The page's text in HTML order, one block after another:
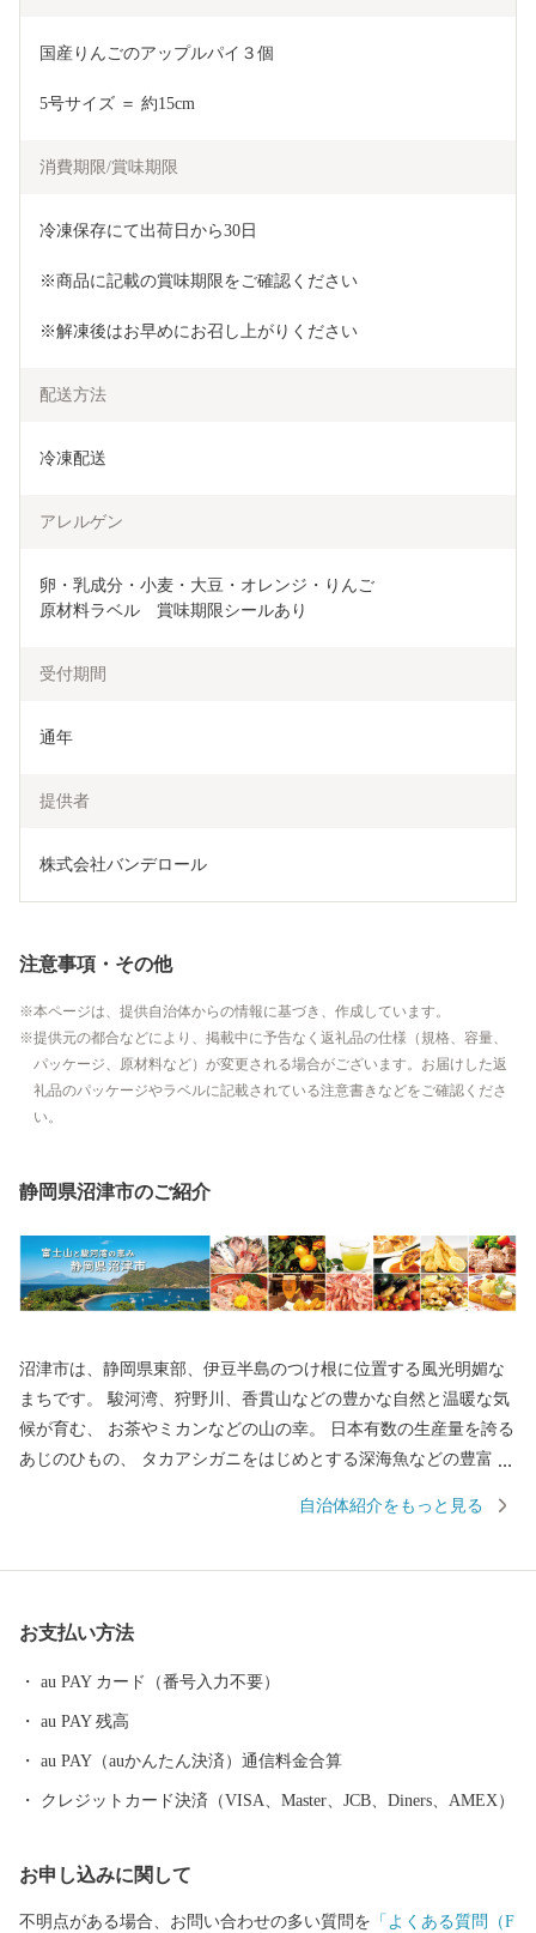
国産りんごのアップルパイ３個
5号サイズ ＝ 約15cm
消費期限/賞味期限
冷凍保存にて出荷日から30日
※商品に記載の賞味期限をご確認ください
※解凍後はお早めにお召し上がりください
配送方法
冷凍配送
アレルゲン
卵・乳成分・小麦・大豆・オレンジ・りんご
原材料ラベル　賞味期限シールあり
受付期間
通年
提供者
株式会社バンデロール
注意事項・その他
本ページは、提供自治体からの情報に基づき、作成しています。
提供元の都合などにより、掲載中に予告なく返礼品の仕様（規格、容量、
パッケージ、原材料など）が変更される場合がございます。お届けした返
礼品のパッケージやラベルに記載されている注意書きなどをご確認くださ
い。
静岡県沼津市のご紹介
沼津市は、静岡県東部、伊豆半島のつけ根に位置する風光明媚な
まちです。 駿河湾、狩野川、香貫山などの豊かな自然と温暖な気
候が育む、 お茶やミカンなどの山の幸。 日本有数の生産量を誇る
あじのひもの、 タカアシガニをはじめとする深海魚などの豊富な
元名産の品を数多く取り揃えました。 いただいたご寄附は、沼津
自治体紹介をもっと見る
お支払い方法
au PAY カード（番号入力不要）
au PAY 残高
au PAY（auかんたん決済）通信料金合算
クレジットカード決済（VISA、Master、JCB、Diners、AMEX）
お申し込みに関して
不明点がある場合、お問い合わせの多い質問を 「よくある質問（F